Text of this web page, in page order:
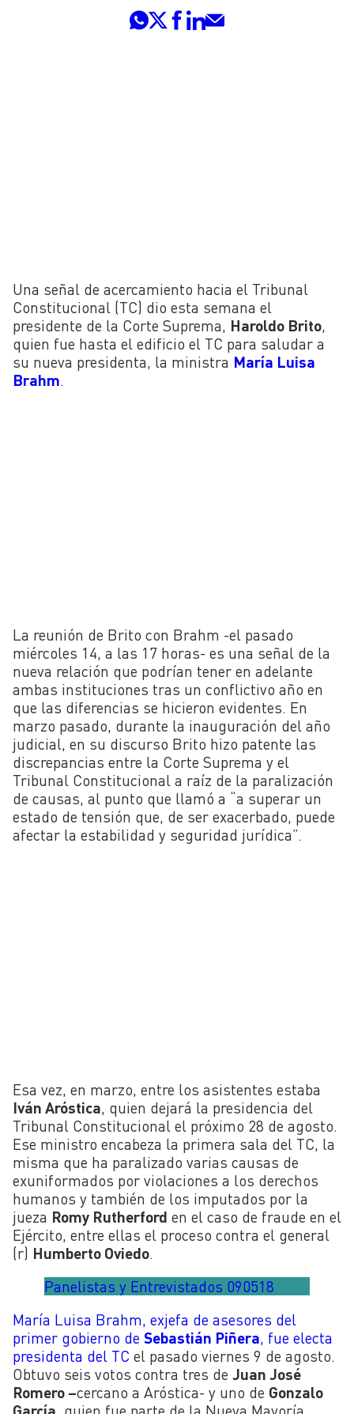
Una señal de acercamiento hacia el Tribunal
Constitucional (TC) dio esta semana el
presidente de la Corte Suprema, Haroldo Brito
quien fue hasta el edificio el TC para saludar a
su nueva presidenta, la ministra María Luisa
Brahm
La reunión de Brito con Brahm -el pasado
miércoles 14, a las 17 horas- es una señal de la
nueva relación que podrían tener en adelante
ambas instituciones tras un conflictivo año en
que las diferencias se hicieron evidentes. En
marzo pasado, durante la inauguración del año
judicial, en su discurso Brito hizo patente las
discrepancias entre la Corte Suprema y el
Tribunal Constitucional a raíz de la paralización
de causas, al punto que llamó a “a superar un
estado de tensión que, de ser exacerbado, puede
afectar la estabilidad y seguridad jurídica”.
Esa vez, en marzo, entre los asistentes estaba
Iván Aróstica, quien dejará la presidencia del
Tribunal Constitucional el próximo 28 de agosto.
Ese ministro encabeza la primera sala del TC, la
misma que ha paralizado varias causas de
exuniformados por violaciones a los derechos
humanos y también de los imputados por la
jueza Romy Rutherford en el caso de fraude en el
Ejército, entre ellas el proceso contra el general
(r) Humberto Oviedo.
Panelistas y Entrevistados 090518
María Luisa Brahm, exjefa de asesores del
primer gobierno de Sebastián Piñera, fue electa
presidenta del TC el pasado viernes 9 de agosto.
Obtuvo seis votos contra tres de Juan José
Romero –cercano a Aróstica- y uno de Gonzalo